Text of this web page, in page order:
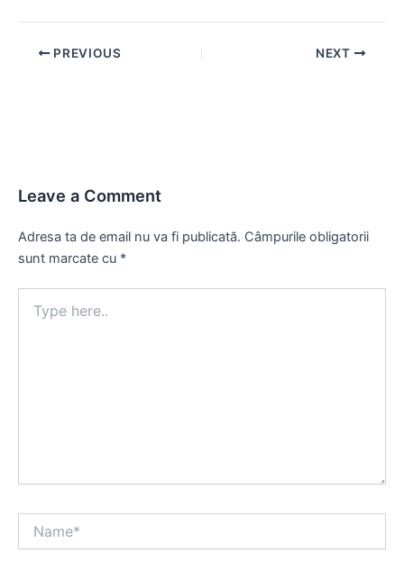
Post PREVIOUS NEXT
Leave a Comment
Adresa ta de email nu va fi publicată. Câmpurile obligatorii
sunt marcate cu *
here..